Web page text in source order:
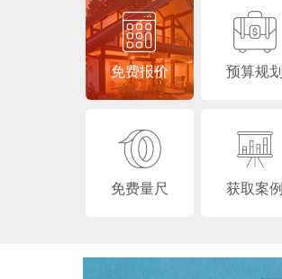
免费报价 预算规划
免费量尺 获取案例